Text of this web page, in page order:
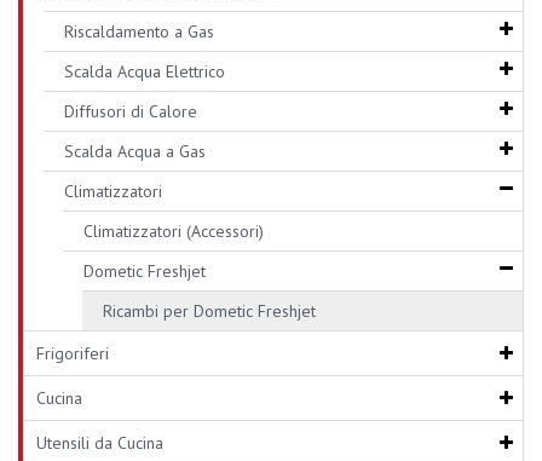
Riscaldamento a Gas
Scalda Acqua Elettrico
Diffusori di Calore
Scalda Acqua a Gas
Climatizzatori
Climatizzatori (Accessori)
Dometic Freshjet
Ricambi per Dometic Freshjet
Frigoriferi
Cucina
Utensili da Cucina